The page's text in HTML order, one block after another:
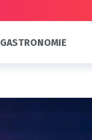
GASTRONOMIE